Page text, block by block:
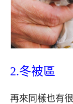
2.冬被區
再來同樣也有